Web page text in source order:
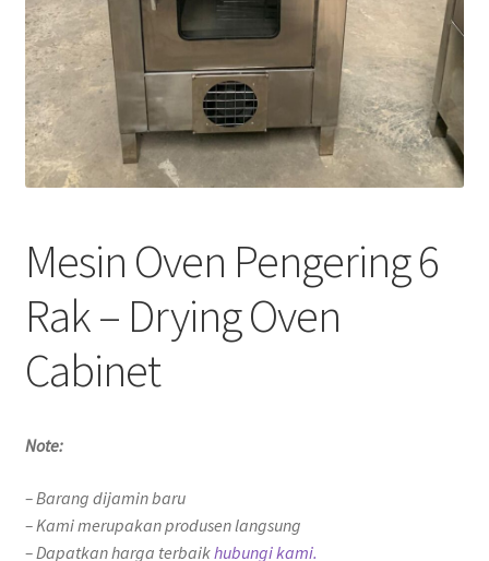
Mesin Oven Pengering 6
Rak – Drying Oven
Cabinet
Note:
– Barang dijamin baru
– Kami merupakan produsen langsung
– Dapatkan harga terbaikhubungi kami.